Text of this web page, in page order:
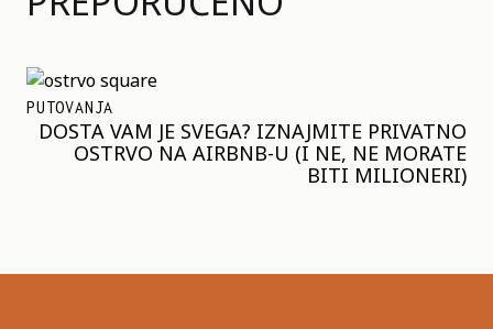
PUTOVANJA
DOSTA VAM JE SVEGA? IZNAJMITE PRIVATNO
OSTRVO NA AIRBNB-U (I NE, NE MORATE
BITI MILIONERI)